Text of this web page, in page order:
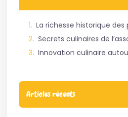
Articles récents